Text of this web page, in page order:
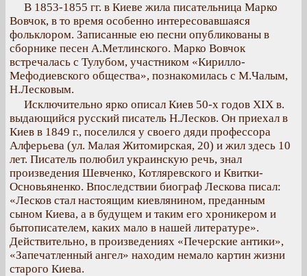
В 1853-1855 гг. в Киеве жила писательница Марко
Вовчок, в то время особенно интересовавшаяся
фольклором. Записанные ею песни опубликованы в
сборнике песен А.Метлинского. Марко Вовчок
встречалась с Тулубом, участником «Кирилло-
Мефодиевского общества», познакомилась с М.Чалым,
Н.Лесковым.
Исключительно ярко описал Киев 50-х годов XIX в.
выдающийся русский писатель Н.Лесков. Он приехал в
Киев в 1849 г., поселился у своего дяди профессора
Алферьева (ул. Малая Житомирская, 20) и жил здесь 10
лет. Писатель полюбил украинскую речь, знал
произведения Шевченко, Котляревского и Квитки-
Основьяненко. Впоследствии биограф Лескова писал:
«Лесков стал настоящим киевлянином, преданным
сыном Киева, а в будущем и таким его хроникером и
бытописателем, каких мало в нашей литературе».
Действительно, в произведениях «Печерские антики»,
«Запечатленный ангел» находим немало картин жизни
старого Киева.